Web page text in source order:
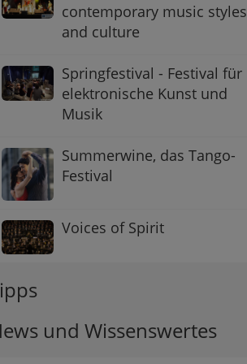
contemporary music styles
and culture
Springfestival - Festival für
elektronische Kunst und
Musik
Summerwine, das Tango-
Festival
Voices of Spirit
und Wissenswertes